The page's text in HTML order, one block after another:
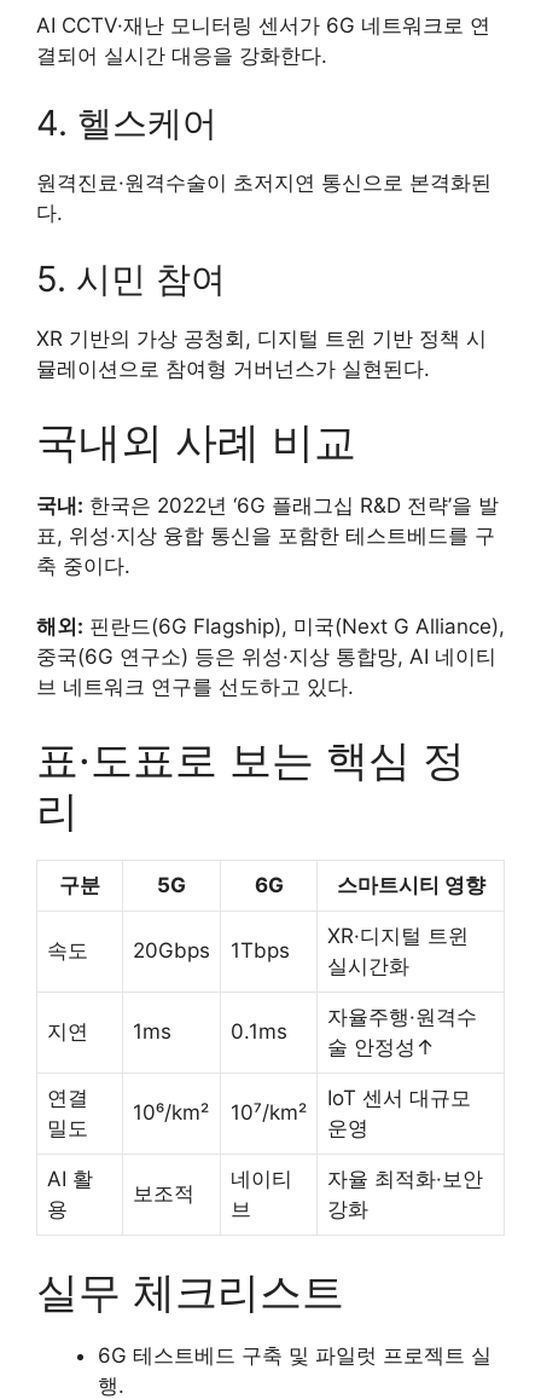
AI CCTV·재난 모니터링 센서가 6G 네트워크로 연
결되어 실시간 대응을 강화한다.
4. 헬스케어
원격진료·원격수술이 초저지연 통신으로 본격화된
다.
5. 시민 참여
XR 기반의 가상 공청회, 디지털 트윈 기반 정책 시
뮬레이션으로 참여형 거버넌스가 실현된다.
국내외 사례 비교
국내: 한국은 2022년 ‘6G 플래그십 R&D 전략’을 발
표, 위성·지상 융합 통신을 포함한 테스트베드를 구
축 중이다.
해외: 핀란드(6G Flagship), 미국(Next G Alliance),
중국(6G 연구소) 등은 위성·지상 통합망, AI 네이티
브 네트워크 연구를 선도하고 있다.
표·도표로 보는 핵심 정
리
구분 5G 6G 스마트시티 영향
속도 20Gbps 1Tbps
XR·디지털 트윈
실시간화
지연 1ms 0.1ms
자율주행·원격수
술 안정성↑
연결
밀도
10⁶/km² 10⁷/km²
IoT 센서 대규모
운영
AI 활
용
보조적
네이티
브
자율 최적화·보안
강화
실무 체크리스트
6G 테스트베드 구축 및 파일럿 프로젝트 실
행.